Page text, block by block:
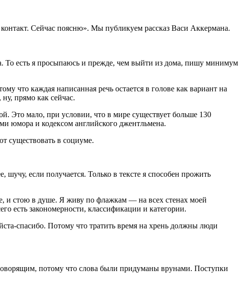
Сейчас поясню». Мы публикуем рассказ Васи Аккермана.
То есть я просыпаюсь и прежде, чем выйти из дома, пишу минимум
что каждая написанная речь остается в голове как вариант на
прямо как сейчас.
Это мало, при условии, что в мире существует больше 130
юмора и кодексом английского джентльмена.
существовать в социуме.
если получается. Только в тексте я способен прожить
и стою в душе. Я живу по флажкам — на всех стенах моей
есть закономерности, классификации и категории.
спасибо. Потому что тратить время на хрень должны люди
потому что слова были придуманы врунами. Поступки